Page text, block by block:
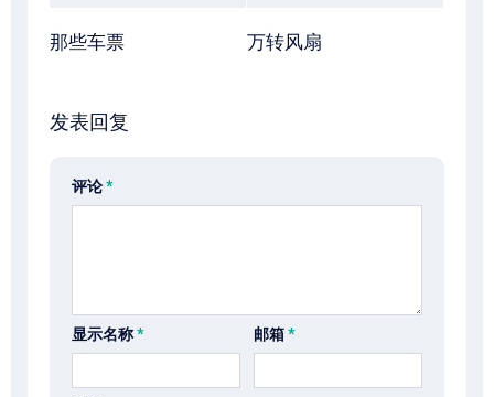
那些车票 万转风扇
发表回复
评论*
显示名称* 邮箱*